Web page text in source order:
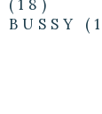
(18)
BUSSY